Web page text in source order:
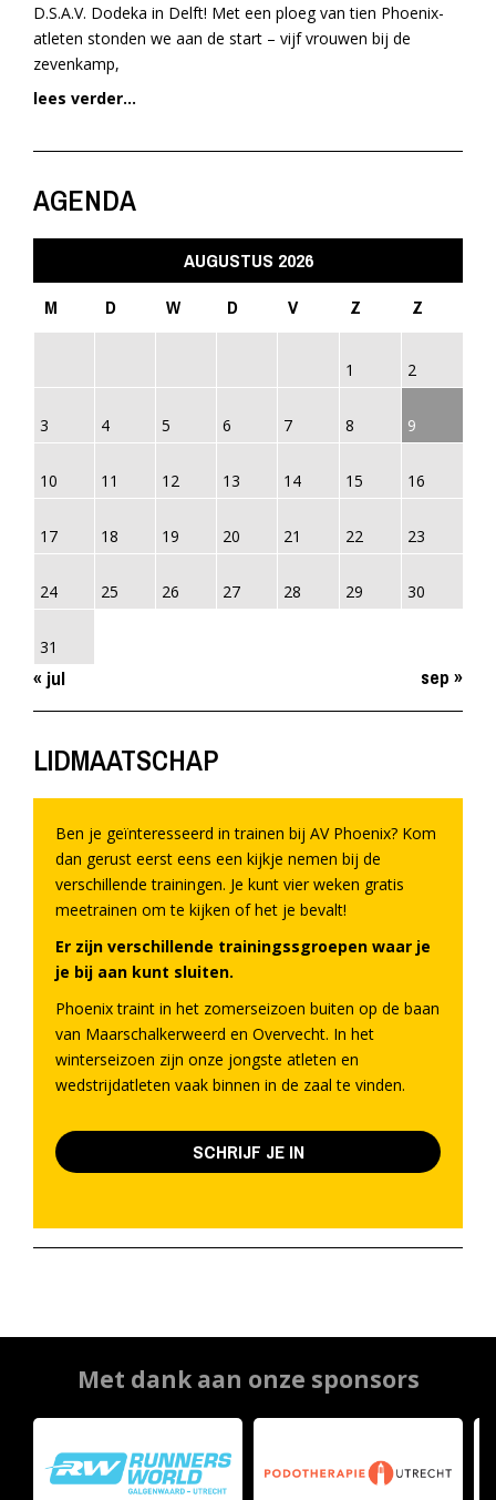
D.S.A.V. Dodeka in Delft! Met een ploeg van tien Phoenix-
atleten stonden we aan de start – vijf vrouwen bij de
zevenkamp,
lees verder...
AGENDA
AUGUSTUS 2026
M
D W D V Z Z
1 2
3 4 5 6 7 8 9
10 11 12 13 14 15 16
17 18 19 20 21 22 23
24 25 26 27 28 29 30
31
« jul sep »
LIDMAATSCHAP
Ben je geïnteresseerd in trainen bij AV Phoenix? Kom
dan gerust eerst eens een kijkje nemen bij de
verschillende trainingen. Je kunt vier weken gratis
meetrainen om te kijken of het je bevalt!
Er zijn verschillende trainingssgroepen waar je
je bij aan kunt sluiten.
Phoenix traint in het zomerseizoen buiten op de baan
van Maarschalkerweerd en Overvecht. In het
winterseizoen zijn onze jongste atleten en
wedstrijdatleten vaak binnen in de zaal te vinden.
SCHRIJF JE IN
Met dank aan onze sponsors